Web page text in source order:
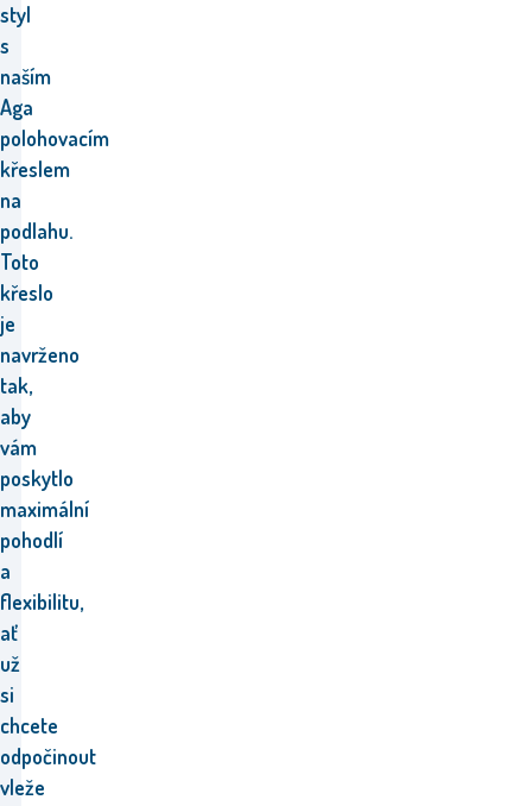
styl
s
naším
Aga
polohovacím
křeslem
na
podlahu.
Toto
křeslo
je
navrženo
tak,
aby
vám
poskytlo
maximální
pohodlí
a
flexibilitu,
ať
už
si
chcete
odpočinout
vleže